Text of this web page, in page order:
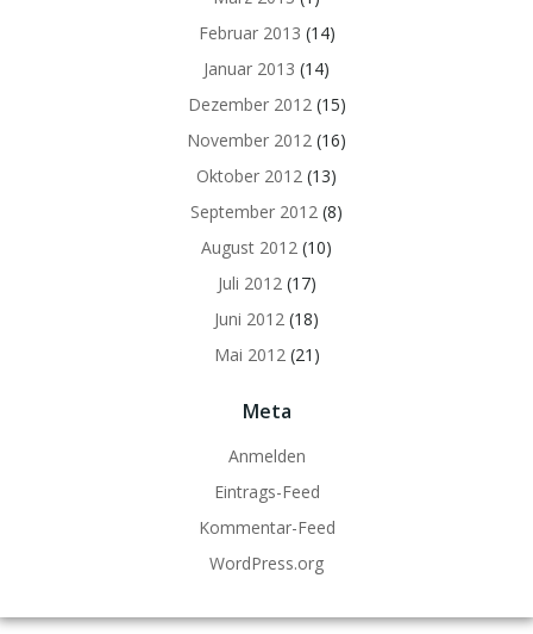
Februar 2013 (14)
Januar 2013 (14)
Dezember 2012 (15)
November 2012 (16)
Oktober 2012 (13)
September 2012 (8)
August 2012 (10)
Juli 2012 (17)
Juni 2012 (18)
Mai 2012 (21)
Meta
Anmelden
Eintrags-Feed
Kommentar-Feed
WordPress.org